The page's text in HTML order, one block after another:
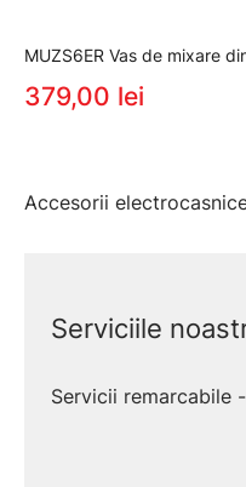
MUZS6ER Vas de mixare
379,00 lei
Accesorii
Serviciile
Servicii remarcabile